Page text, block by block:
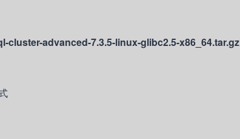
cluster-advanced-7.3.5-linux-glibc2.5-x86_64.tar.gz